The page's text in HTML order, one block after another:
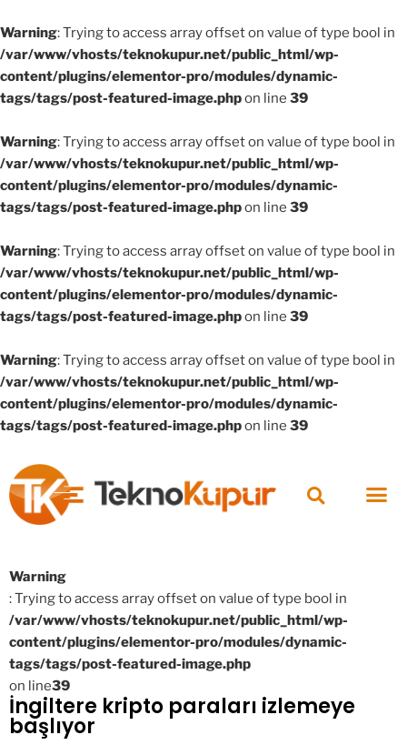
Warning: Trying to access array offset on value of type bool in
/var/www/vhosts/teknokupur.net/public_html/wp-
content/plugins/elementor-pro/modules/dynamic-
tags/tags/post-featured-image.phpon line 39
Warning: Trying to access array offset on value of type bool in
/var/www/vhosts/teknokupur.net/public_html/wp-
content/plugins/elementor-pro/modules/dynamic-
tags/tags/post-featured-image.phpon line 39
Warning: Trying to access array offset on value of type bool in
/var/www/vhosts/teknokupur.net/public_html/wp-
content/plugins/elementor-pro/modules/dynamic-
tags/tags/post-featured-image.phpon line 39
Warning: Trying to access array offset on value of type bool in
/var/www/vhosts/teknokupur.net/public_html/wp-
content/plugins/elementor-pro/modules/dynamic-
tags/tags/post-featured-image.phpon line 39
Warning
: Trying to access array offset on value of type bool in
/var/www/vhosts/teknokupur.net/public_html/wp-
content/plugins/elementor-pro/modules/dynamic-
tags/tags/post-featured-image.php
on line39
İngiltere kripto paraları izlemeye
başlıyor